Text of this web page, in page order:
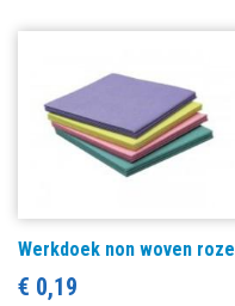
Werkdoek non woven roze
€ 0,19